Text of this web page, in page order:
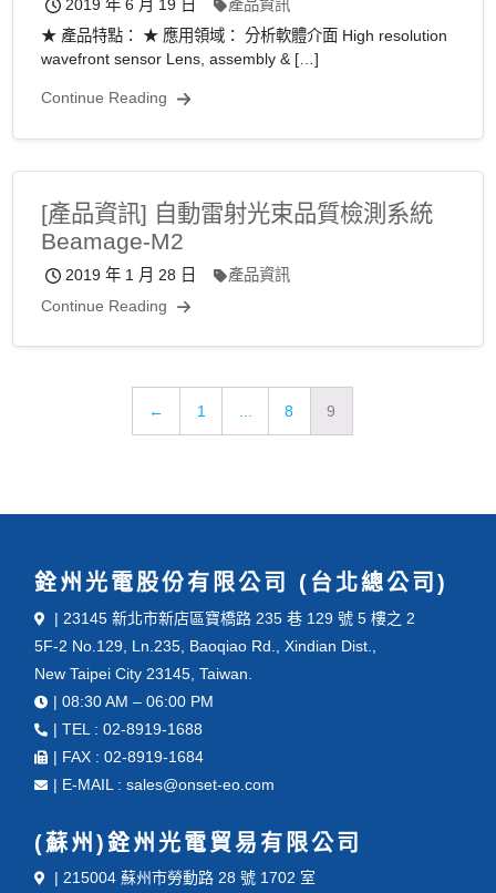
2019 年 6 月 19 日
產品資訊
★ 產品特點： ★ 應用領域： 分析軟體介面 High resolution
wavefront sensor Lens, assembly & […]
Continue Reading
[產品資訊] 自動雷射光束品質檢測系統
Beamage-M2
2019 年 1 月 28 日
產品資訊
Continue Reading
章
← 1 8 9
銓州光電股份有限公司 (台北總公司)
| 23145 新北市新店區寶橋路 235 巷 129 號 5 樓之 2
5F-2 No.129, Ln.235, Baoqiao Rd., Xindian Dist.,
New Taipei City 23145, Taiwan.
| 08:30 AM – 06:00 PM
| TEL : 02-8919-1688
| FAX : 02-8919-1684
| E-MAIL : sales@onset-eo.com
(蘇州)銓州光電貿易有限公司
| 215004 蘇州市勞動路 28 號 1702 室